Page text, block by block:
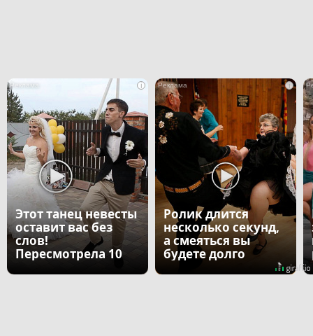
i
Этот танец невесты
оставит вас без
слов!
Пересмотрела 10
i
Ролик длится
несколько секунд,
а смеяться вы
будете долго